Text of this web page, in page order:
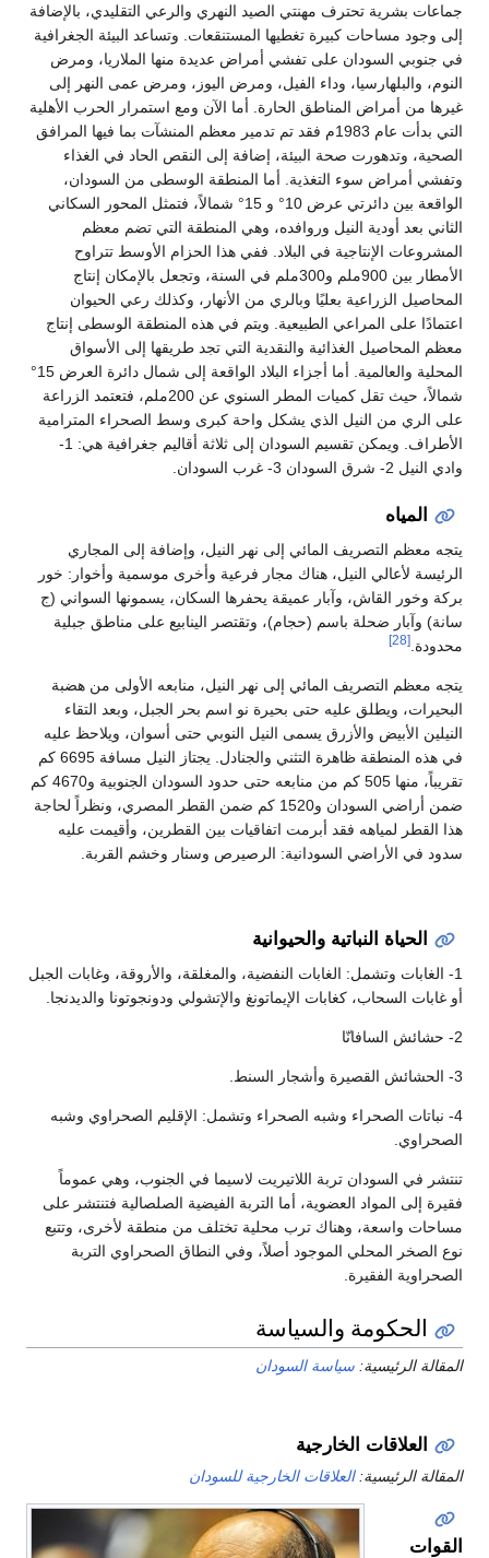
تحترف مهنتي الصيد النهري والرعي التقليدي، بالإضافة
كبيرة تغطيها المستنقعات. وتساعد البيئة الجغرافية
على تفشي أمراض عديدة منها الملاريا، ومرض
وداء الفيل، ومرض اليوز، ومرض عمى النهر إلى
المناطق الحارة. أما الآن ومع استمرار الحرب الأهلية
التي بدأت عام 1983م فقد تم تدمير معظم المنشآت بما فيها المرافق
صحة البيئة، إضافة إلى النقص الحاد في الغذاء
سوء التغذية. أما المنطقة الوسطى من السودان،
الواقعة بين دائرتي عرض 10° و 15° شمالاً، فتمثل المحور السكاني
النيل وروافده، وهي المنطقة التي تضم معظم
في البلاد. ففي هذا الحزام الأوسط تتراوح
الأمطار بين 900ملم و300ملم في السنة، وتجعل بالإمكان إنتاج
بعليًا وبالري من الأنهار، وكذلك رعي الحيوان
الطبيعية. ويتم في هذه المنطقة الوسطى إنتاج
الغذائية والنقدية التي تجد طريقها إلى الأسواق
المحلية والعالمية. أما أجزاء البلاد الواقعة إلى شمال دائرة العرض 15°
شمالاً، حيث تقل كميات المطر السنوي عن 200ملم، فتعتمد الزراعة
النيل الذي يشكل واحة كبرى وسط الصحراء المترامية
الأطراف. ويمكن تقسيم السودان إلى ثلاثة أقاليم جغرافية هي: 1-
المائي إلى نهر النيل، وإضافة إلى المجاري
النيل، هناك مجار فرعية وأخرى موسمية وأخوار: خور
وآبار عميقة يحفرها السكان، يسمونها السواني (ج
باسم (حجام)، وتقتصر الينابيع على مناطق جبلية
المائي إلى نهر النيل، منابعه الأولى من هضبة
عليه حتى بحيرة نو اسم بحر الجبل، وبعد التقاء
والأزرق يسمى النيل النوبي حتى أسوان، ويلاحظ عليه
في هذه المنطقة ظاهرة التثني والجنادل. يجتاز النيل مسافة 6695 كم
تقريباً، منها 505 كم من منابعه حتى حدود السودان الجنوبية و4670 كم
ضمن أراضي السودان و1520 كم ضمن القطر المصري، ونظراً لحاجة
فقد أبرمت اتفاقيات بين القطرين، وأقيمت عليه
السودانية: الرصيرص وسنار وخشم القربة.
والحيوانية
الغابات النفضية، والمغلقة، والأروقة، وغابات الجبل
كغابات الإيماتونغ والإتشولي ودونجوتونا والديدنجا.
وشبه الصحراء وتشمل: الإقليم الصحراوي وشبه
تربة اللاتيريت لاسيما في الجنوب، وهي عموماً
العضوية، أما التربة الفيضية الصلصالية فتنتشر على
وهناك ترب محلية تختلف من منطقة لأخرى، وتتبع
الموجود أصلاً، وفي النطاق الصحراوي التربة
والسياسة
سياسة السودان
الخارجية
العلاقات الخارجية للسودان